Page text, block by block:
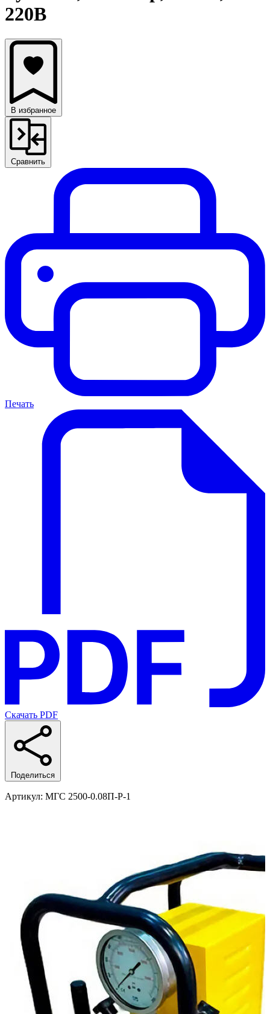
220В
В избранное
Сравнить
Печать
Скачать PDF
Поделиться
Артикул: МГС 2500-0.08П-Р-1